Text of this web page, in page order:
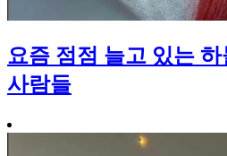
요즘 점점 늘고 있는
사람들